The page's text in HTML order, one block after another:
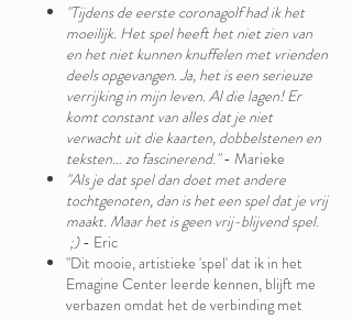
"Tijdens de eerste coronagolf had ik het
moeilijk. Het spel heeft het niet zien van
en het niet kunnen knuffelen met vrienden
deels opgevangen. Ja, het is een serieuze
verrijking in mijn leven. Al die lagen! Er
komt constant van alles dat je niet
verwacht uit die kaarten, dobbelstenen en
teksten… zo fascinerend."- Marieke
"Als je dat spel dan doet met andere
tochtgenoten, dan is het een spel dat je vrij
maakt. Maar het is geen vrij-blijvend spel.
;)- Eric
"Dit mooie, artistieke 'spel' dat ik in het
Emagine Center leerde kennen, blijft me
verbazen omdat het de verbinding met